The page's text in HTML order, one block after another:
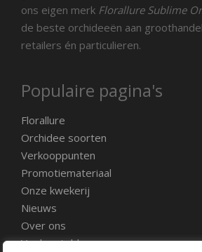
ons eigen merk Florallure Sublime
de beste orchideeën aan
retailers én particulieren.
Populaire pagina's
Florallure
Orchidee soorten
Verkooppunten
Promotiemateriaal
Onze kwekerij
Nieuws
Over ons
Veelgestelde vragen